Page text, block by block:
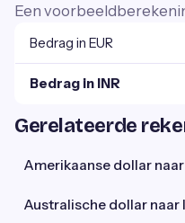
Een
Bedrag in EUR
Bedrag in INR
Gerelateerde
Amerikaanse dollar
Australische dollar naar